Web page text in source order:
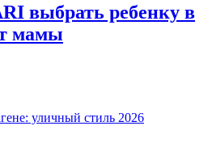
выбрать ребенку в
мамы